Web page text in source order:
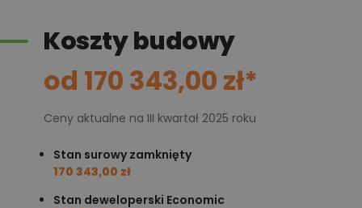
jest ogromną zaletą. Bryła budynku jest prosta,
przekryta dachem dwuspadowym, którego
wykonanie jest dużo tańsze od np. dachu
kopertowego. Na zaplanowanym tarasie wystarczy
zaproszonych gości. Okna i witryny nie są
przepastnie szerokie i wysokie, co sprawia, że na
Koszty budowy
od 170 343,00 zł*
Ceny aktualne na III kwartał 2025 roku
Stan surowy zamknięty
170 343,00 zł
Stan deweloperski Economic